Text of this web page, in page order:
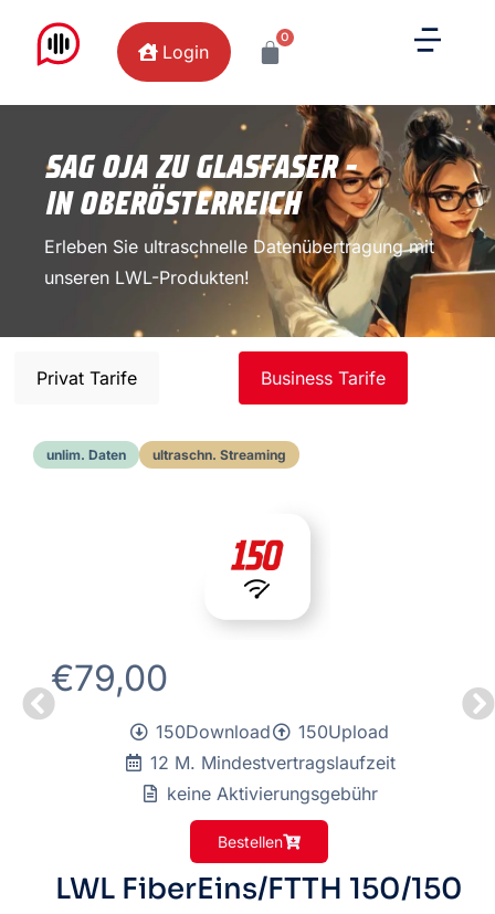
Login
0
SAG OJA ZU GLASFASER -
IN OBERÖSTERREICH
Erleben Sie ultraschnelle Datenübertragung mit
unseren LWL-Produkten!
Privat Tarife Business Tarife
€79,00
150Download
150Upload
12 M. Mindestvertragslaufzeit
keine Aktivierungsgebühr
Bestellen
unlim. Daten ultraschn. Streaming
LWL FiberEins/FTTH 150/150